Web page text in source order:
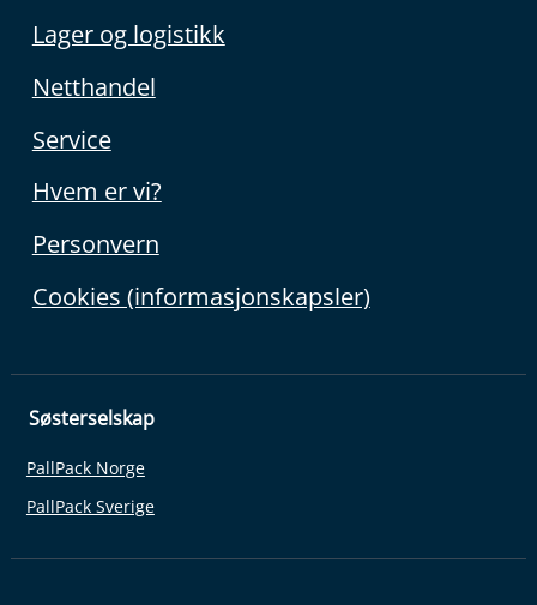
Lager og logistikk
Netthandel
Service
Hvem er vi?
Personvern
Cookies (informasjonskapsler)
Søsterselskap
PallPack Norge
PallPack Sverige